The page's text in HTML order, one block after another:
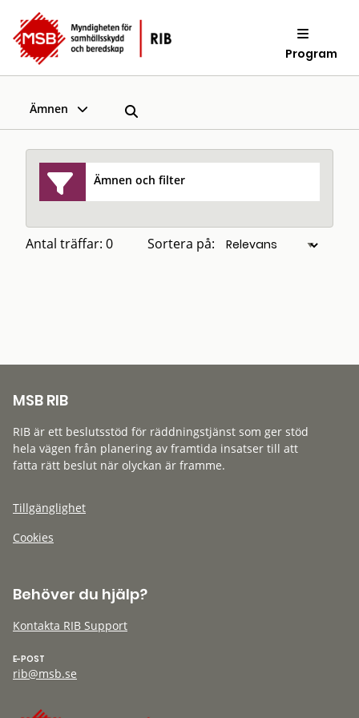
Program
Ämnen
Ämnen och filter
Antal träffar: 0 Sortera på:
MSB RIB
RIB är ett beslutsstöd för räddningstjänst som ger stöd
hela vägen från planering av framtida insatser till att
fatta rätt beslut när olyckan är framme.
Tillgänglighet
Cookies
Behöver du hjälp?
Kontakta RIB Support
E-POST
rib@msb.se